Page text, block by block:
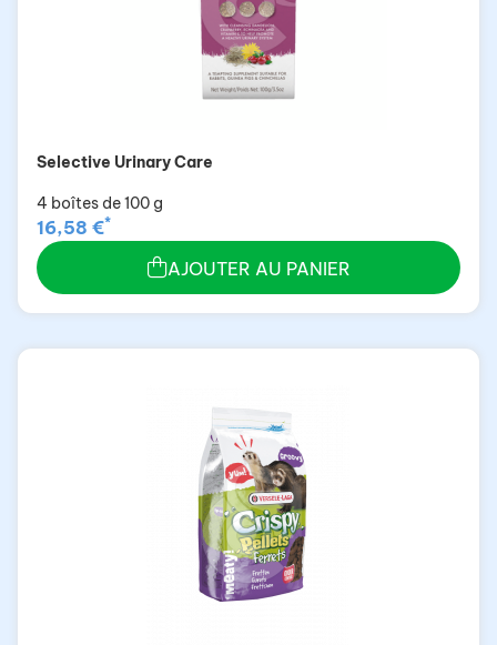
Selective Urinary Care
4 boîtes de 100 g
16,58 €*
AJOUTER AU PANIER